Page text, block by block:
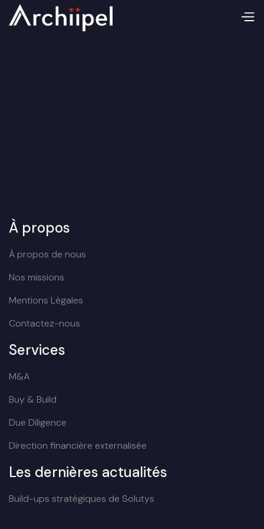
À propos
À propos de nous
Nos missions
Mentions Légales
Contactez-nous
Services
M&A
Buy & Build
Due Diligence
Direction financière externalisée
Les dernières actualités
Build-ups stratégiques de Solutys